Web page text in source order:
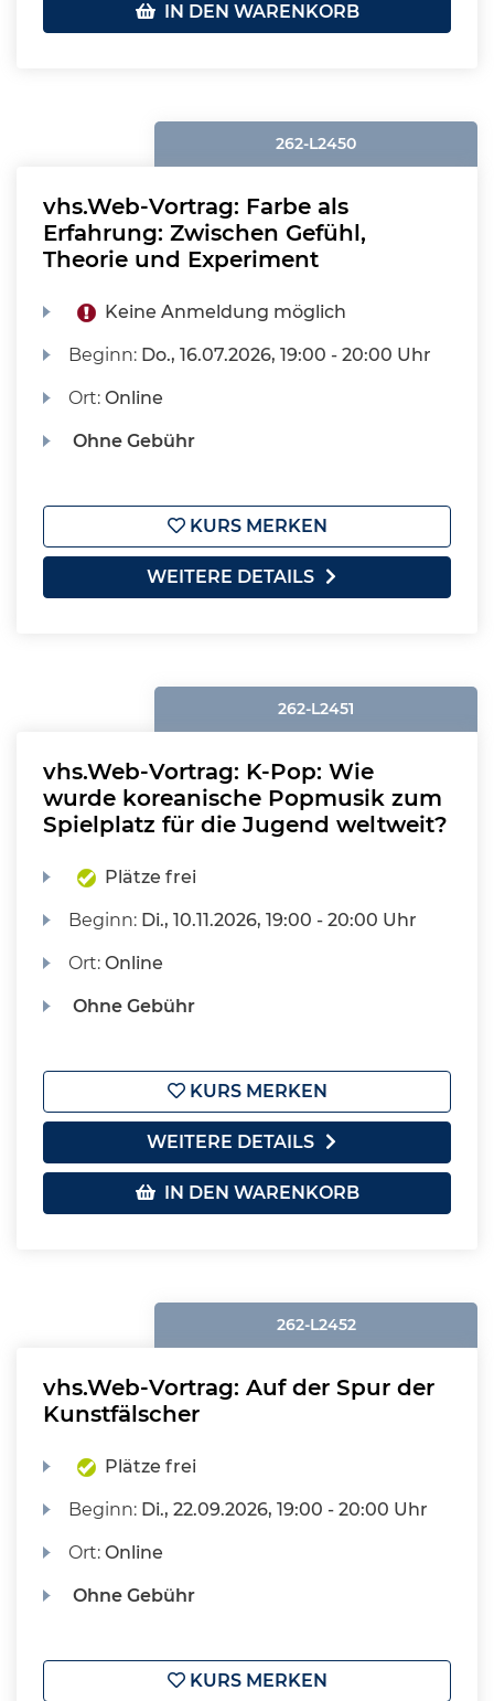
IN DEN WARENKORB
262-L2450
vhs.Web-Vortrag: Farbe als
Erfahrung: Zwischen Gefühl,
Theorie und Experiment
Keine Anmeldung möglich
Beginn: Do., 16.07.2026, 19:00 - 20:00 Uhr
Ort:Online
Ohne Gebühr
KURS MERKEN
WEITERE DETAILS
262-L2451
vhs.Web-Vortrag: K-Pop: Wie
wurde koreanische Popmusik zum
Spielplatz für die Jugend weltweit?
Plätze frei
Beginn: Di., 10.11.2026, 19:00 - 20:00 Uhr
Ort:Online
Ohne Gebühr
KURS MERKEN
WEITERE DETAILS
IN DEN WARENKORB
262-L2452
vhs.Web-Vortrag: Auf der Spur der
Kunstfälscher
Plätze frei
Beginn: Di., 22.09.2026, 19:00 - 20:00 Uhr
Ort:Online
Ohne Gebühr
KURS MERKEN